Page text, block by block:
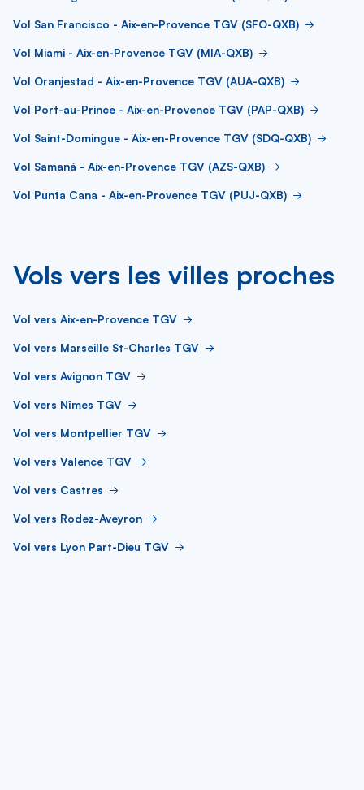
Vol San Francisco - Aix-en-Provence TGV (SFO-QXB)
Vol Miami - Aix-en-Provence TGV (MIA-QXB)
Vol Oranjestad - Aix-en-Provence TGV (AUA-QXB)
Vol Port-au-Prince - Aix-en-Provence TGV (PAP-QXB)
Vol Saint-Domingue - Aix-en-Provence TGV (SDQ-QXB)
Vol Samaná - Aix-en-Provence TGV (AZS-QXB)
Vol Punta Cana - Aix-en-Provence TGV (PUJ-QXB)
Vols vers les villes proches
Vol vers Aix-en-Provence TGV
Vol vers Marseille St-Charles TGV
Vol vers Avignon TGV
Vol vers Nîmes TGV
Vol vers Montpellier TGV
Vol vers Valence TGV
Vol vers Castres
Vol vers Rodez-Aveyron
Vol vers Lyon Part-Dieu TGV